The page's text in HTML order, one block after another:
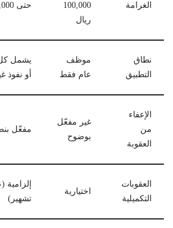
الغرامة
100,000
ريال
حتى 1,000,000 ريال
نطاق
التطبيق
موظف
عام فقط
يشمل
أو
الإعفاء
من
العقوبة
غير مفعّل
بوضوح
مفعّل بنص
العقوبات
التكميلية
اختيارية
تشهير)